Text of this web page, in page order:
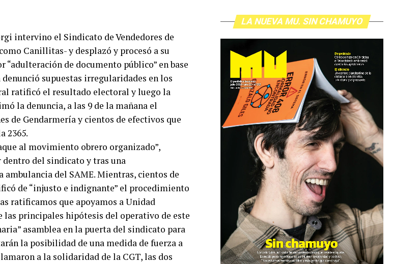
intervino el Sindicato de Vendedores de
Canillitas- y desplazó y procesó a su
de documento público” en base
supuestas irregularidades en los
ratificó el resultado electoral y luego la
la denuncia, a las 9 de la mañana el
de Gendarmería y cientos de efectivos que
2365.
al movimiento obrero organizado”,
dentro del sindicato y tras una
del SAME. Mientras, cientos de
de “injusto e indignante” el procedimiento
ratificamos que apoyamos a Unidad
las principales hipótesis del operativo de este
asamblea en la puerta del sindicato para
la posibilidad de una medida de fuerza a
a la solidaridad de la CGT, las dos
LA NUEVA MU. SIN CHAMUYO